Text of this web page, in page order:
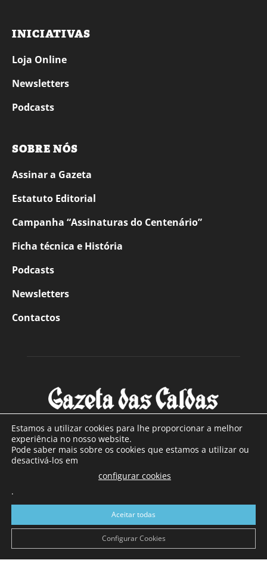
INICIATIVAS
Loja Online
Newsletters
Podcasts
SOBRE NÓS
Assinar a Gazeta
Estatuto Editorial
Campanha “Assinaturas do Centenário”
Ficha técnica e História
Podcasts
Newsletters
Contactos
SOBRE NÓS
Com sede nas Caldas da Rainha e mais de 90 anos de
a sul de distrito de Leiria, com mais de 40.000 leitores por
toda a região Oeste. Jornal com distribuição em Portugal
Continental e assinatura online.
Estamos a utilizar cookies para lhe proporcionar a melhor
experiência no nosso website.
Pode saber mais sobre os cookies que estamos a utilizar ou
desactivá-los em
configurar cookies
.
Aceitar todas
Configurar Cookies